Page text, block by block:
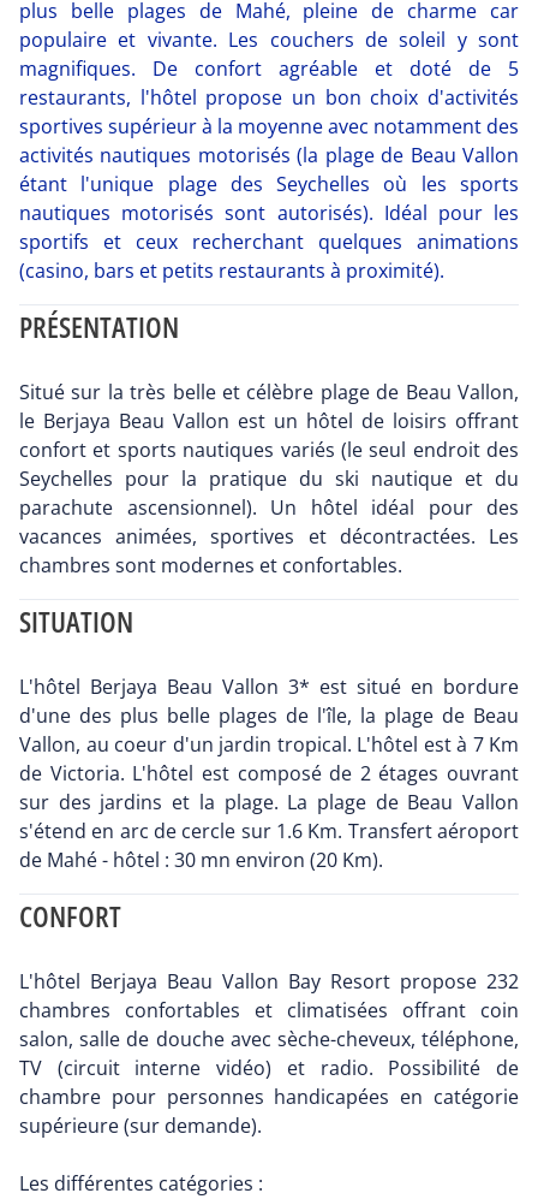
plus belle plages de Mahé, pleine de charme car
populaire et vivante. Les couchers de soleil y sont
magnifiques. De confort agréable et doté de 5
restaurants, l'hôtel propose un bon choix d'activités
sportives supérieur à la moyenne avec notamment des
activités nautiques motorisés (la plage de Beau Vallon
étant l'unique plage des Seychelles où les sports
nautiques motorisés sont autorisés). Idéal pour les
sportifs et ceux recherchant quelques animations
(casino, bars et petits restaurants à proximité).
PRÉSENTATION
Situé sur la très belle et célèbre plage de Beau Vallon,
le Berjaya Beau Vallon est un hôtel de loisirs offrant
confort et sports nautiques variés (le seul endroit des
Seychelles pour la pratique du ski nautique et du
parachute ascensionnel). Un hôtel idéal pour des
vacances animées, sportives et décontractées. Les
chambres sont modernes et confortables.
SITUATION
L'hôtel Berjaya Beau Vallon 3* est situé en bordure
d'une des plus belle plages de l'île, la plage de Beau
Vallon, au coeur d'un jardin tropical. L'hôtel est à 7 Km
de Victoria. L'hôtel est composé de 2 étages ouvrant
sur des jardins et la plage. La plage de Beau Vallon
s'étend en arc de cercle sur 1.6 Km. Transfert aéroport
de Mahé - hôtel : 30 mn environ (20 Km).
CONFORT
L'hôtel Berjaya Beau Vallon Bay Resort propose 232
chambres confortables et climatisées offrant coin
salon, salle de douche avec sèche-cheveux, téléphone,
TV (circuit interne vidéo) et radio. Possibilité de
chambre pour personnes handicapées en catégorie
supérieure (sur demande).
Les différentes catégories :